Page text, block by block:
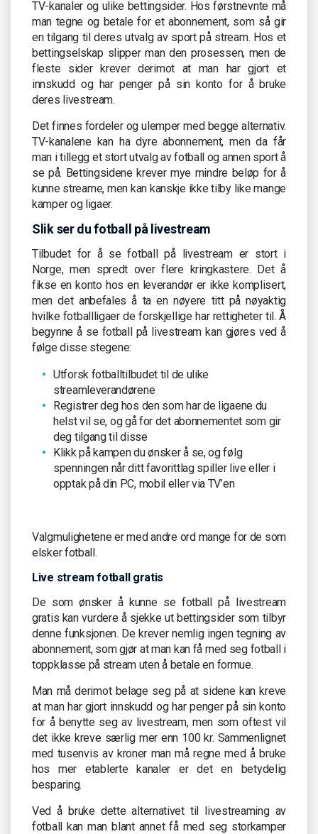
TV-kanaler og ulike bettingsider. Hos førstnevnte må
man tegne og betale for et abonnement, som så gir
en tilgang til deres utvalg av sport på stream. Hos et
bettingselskap slipper man den prosessen, men de
fleste sider krever derimot at man har gjort et
innskudd og har penger på sin konto for å bruke
deres livestream.
Det finnes fordeler og ulemper med begge alternativ.
TV-kanalene kan ha dyre abonnement, men da får
man i tillegg et stort utvalg av fotball og annen sport å
se på. Bettingsidene krever mye mindre beløp for å
kunne streame, men kan kanskje ikke tilby like mange
kamper og ligaer.
Slik ser du fotball på livestream
Tilbudet for å se fotball på livestream er stort i
Norge, men spredt over flere kringkastere. Det å
fikse en konto hos en leverandør er ikke komplisert,
men det anbefales å ta en nøyere titt på nøyaktig
hvilke fotballligaer de forskjellige har rettigheter til. Å
begynne å se fotball på livestream kan gjøres ved å
følge disse stegene:
Utforsk fotballtilbudet til de ulike
streamleverandørene
Registrer deg hos den som har de ligaene du
helst vil se, og gå for det abonnementet som gir
deg tilgang til disse
Klikk på kampen du ønsker å se, og følg
spenningen når ditt favorittlag spiller live eller i
opptak på din PC, mobil eller via TV’en
Valgmulighetene er med andre ord mange for de som
elsker fotball.
Live stream fotball gratis
De som ønsker å kunne se fotball på livestream
gratis kan vurdere å sjekke ut bettingsider som tilbyr
denne funksjonen. De krever nemlig ingen tegning av
abonnement, som gjør at man kan få med seg fotball i
toppklasse på stream uten å betale en formue.
Man må derimot belage seg på at sidene kan kreve
at man har gjort innskudd og har penger på sin konto
for å benytte seg av livestream, men som oftest vil
det ikke kreve særlig mer enn 100 kr. Sammenlignet
med tusenvis av kroner man må regne med å bruke
hos mer etablerte kanaler er det en betydelig
besparing.
Ved å bruke dette alternativet til livestreaming av
fotball kan man blant annet få med seg storkamper